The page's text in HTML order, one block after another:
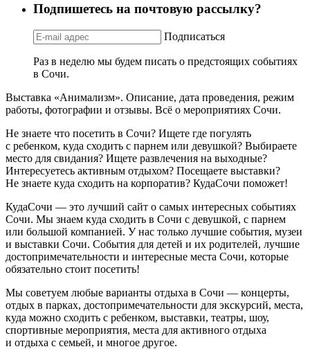
Подпишетесь на почтовую рассылку?
Подписаться
Раз в неделю мы будем писать о предстоящих событиях
в Сочи.
Выставка «Анимализм». Описание, дата проведения, режим
работы, фотографии и отзывы. Всё о мероприятиях Сочи.
Не знаете что посетить в Сочи? Ищете где погулять
с ребенком, куда сходить с парнем или девушкой? Выбираете
место для свидания? Ищете развлечения на выходные?
Интересуетесь активным отдыхом? Посещаете выставки?
Не знаете куда сходить на корпоратив? КудаСочи поможет!
КудаСочи — это лучший сайт о самых интересных событиях
Сочи. Мы знаем куда сходить в Сочи с девушкой, с парнем
или большой компанией. У нас только лучшие события, музеи
и выставки Сочи. События для детей и их родителей, лучшие
достопримечательности и интересные места Сочи, которые
обязательно стоит посетить!
Мы советуем любые варианты отдыха в Сочи — концерты,
отдых в парках, достопримечательности для экскурсий, места,
куда можно сходить с ребенком, выставки, театры, шоу,
спортивные мероприятия, места для активного отдыха
и отдыха с семьей, и многое другое.